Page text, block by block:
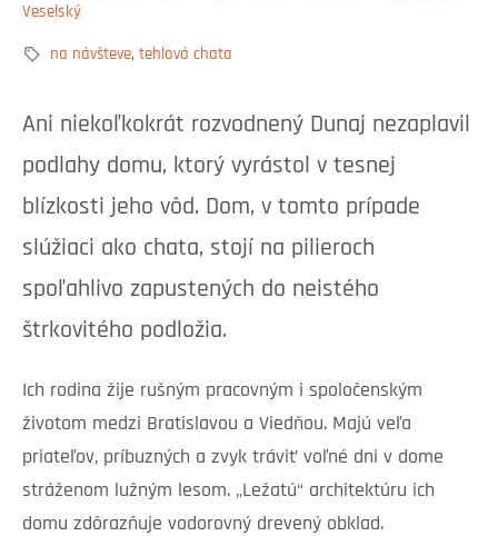
Veselský
na návšteve, tehlová chata
Ani niekoľkokrát rozvodnený Dunaj nezaplavil
podlahy domu, ktorý vyrástol v tesnej
blízkosti jeho vôd. Dom, v tomto prípade
slúžiaci ako chata, stojí na pilieroch
spoľahlivo zapustených do neistého
štrkovitého podložia.
Ich rodina žije rušným pracovným i spoločenským
životom medzi Bratislavou a Viedňou. Majú veľa
priateľov, príbuzných a zvyk tráviť voľné dni v dome
stráženom lužným lesom. „Ležatú“ architektúru ich
domu zdôrazňuje vodorovný drevený obklad.